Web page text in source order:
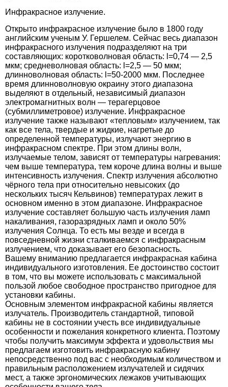
Инфракрасное излучение.
Открыто инфракрасное излучение было в 1800 году
английским ученым У. Гершелем. Сейчас весь диапазон
инфракрасного излучения подразделяют на три
составляющих: коротковолновая область: l=0,74 — 2,5
мкм; средневолновая область: l=2,5 — 50 мкм;
длинноволновая область: l=50-2000 мкм. Последнее
время длинноволновую окраину этого диапазона
выделяют в отдельный, независимый диапазон
электромагнитных волн — терагерцовое
(субмиллиметровое) излучение. Инфракрасное
излучение также называют «тепловым» излучением, так
как все тела, твердые и жидкие, нагретые до
определенной температуры, излучают энергию в
инфракрасном спектре. При этом длины волн,
излучаемые телом, зависят от температуры нагревания:
чем выше температура, тем короче длина волны и выше
интенсивность излучения. Спектр излучения абсолютно
чёрного тела при относительно невысоких (до
нескольких тысяч Кельвинов) температурах лежит в
основном именно в этом диапазоне. Инфракрасное
излучение составляет большую часть излучения ламп
накаливания, газоразрядных ламп и около 50%
излучения Солнца. То есть мы везде и всегда в
повседневной жизни сталкиваемся с инфракрасным
излучением, что доказывает его безопасность.
Вашему вниманию предлагается инфракрасная кабина
индивидуального изготовления. Ее достоинство состоит
в том, что вы можете использовать с максимальной
пользой любое свободное пространство пригодное для
установки кабины.
Основным элементом инфракрасной кабины является
излучатель. Производитель стандартной, типовой
кабины не в состоянии учесть все индивидуальные
особенности и пожелания конкретного клиента. Поэтому
чтобы получить максимум эффекта и удовольствия мы
предлагаем изготовить инфракрасную кабину
непосредственно под вас с необходимым количеством и
правильным расположением излучателей и сидячих
мест, а также эргономических лежаков учитывающих